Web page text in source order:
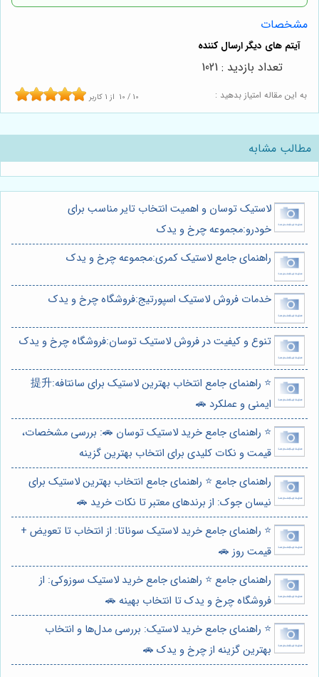
مشخصات
به این مقاله امتیاز بدهید : 10 / 10 از 1 کاربر
تعداد بازدید : 1021
مطالب مشابه
لاستیک توسان و اهمیت انتخاب تایر مناسب برای
خودرو:مجموعه چرخ و یدک
راهنمای جامع لاستیک کمری:مجموعه چرخ و یدک
خدمات فروش لاستیک اسپورتیج:فروشگاه چرخ و یدک
تنوع و کیفیت در فروش لاستیک توسان:فروشگاه چرخ و یدک
⭐️ راهنمای جامع انتخاب بهترین لاستیک برای سانتافه:提升
ایمنی و عملکرد 🚗
⭐️ راهنمای جامع خرید لاستیک توسان 🚗: بررسی مشخصات،
قیمت و نکات کلیدی برای انتخاب بهترین گزینه
راهنمای جامع ⭐️ راهنمای جامع انتخاب بهترین لاستیک برای
نیسان جوک: از برندهای معتبر تا نکات خرید 🚗
⭐️ راهنمای جامع خرید لاستیک سوناتا: از انتخاب تا تعویض +
قیمت روز 🚗
راهنمای جامع ⭐️ راهنمای جامع خرید لاستیک سوزوکی: از
فروشگاه چرخ و یدک تا انتخاب بهینه 🚗
⭐️ راهنمای جامع خرید لاستیک: بررسی مدل‌ها و انتخاب
بهترین گزینه از چرخ و یدک 🚗